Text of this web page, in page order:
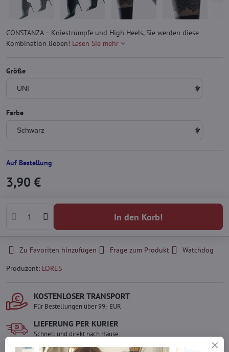
CONSTANZA – Kniestrümpfe und High Heels, Sie werden diese
Kombination lieben! Lesen Sie mehr
Größe
Farbe
Auf Bestellung
3,90 €
In den Korb!
Zu Favoriten hinzufügen Frage zum Produkt
Watchdog
Produzent: LORES
KOSTENLOSER TRANSPORT
Für Bestellungen über 99,- EUR
LIEFERUNG PER KURIER
Schnell und direkt nach Hause.